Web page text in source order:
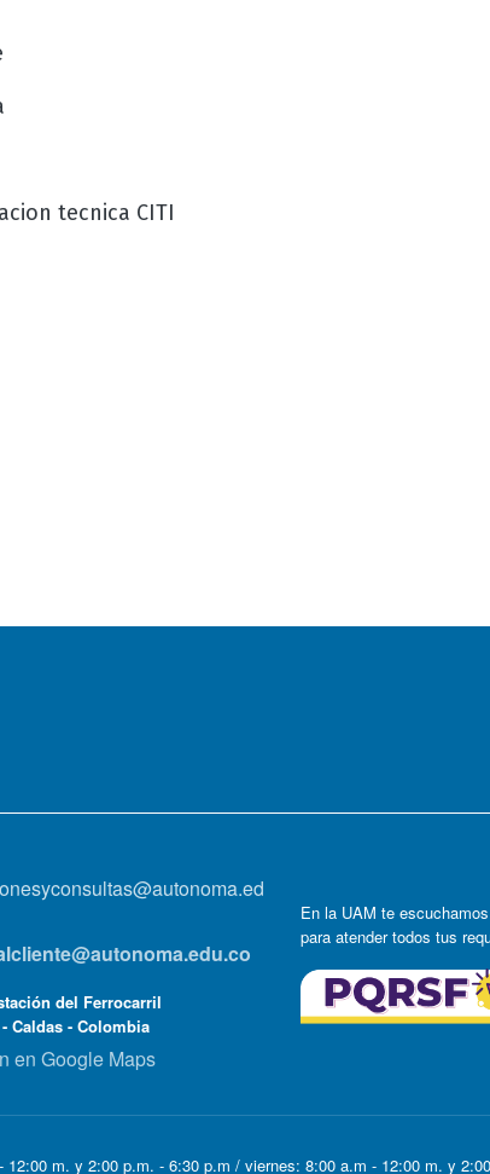
tecnica CITI
del Ferrocarril
Caldas - Colombia
en Google Maps
En la UAM te
para atender todos tus
12:00 m. y 2:00 p.m. - 6:30 p.m / viernes: 8:00 a.m - 12:00 m. y